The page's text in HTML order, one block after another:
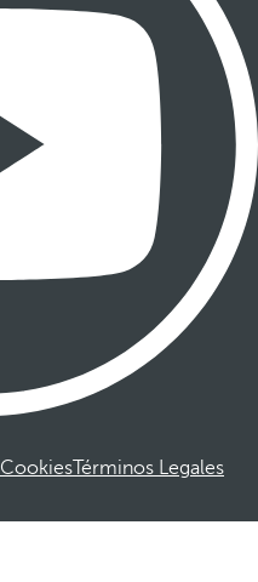
Cookies Términos Legales